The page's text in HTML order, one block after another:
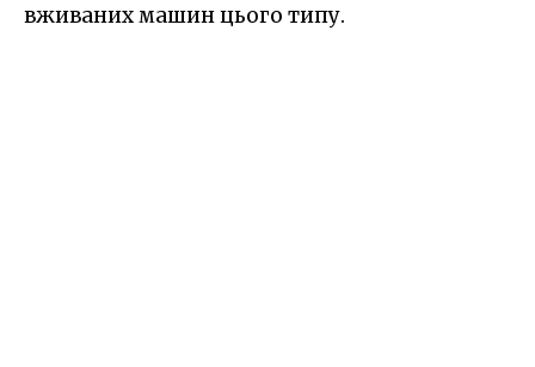
вживаних машин цього типу.